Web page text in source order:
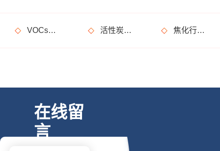
VOCs废气治理设备督察检查要点 活性炭吸附废气处理系统设备部件简介 焦化行业有机废气特点
在线留
言